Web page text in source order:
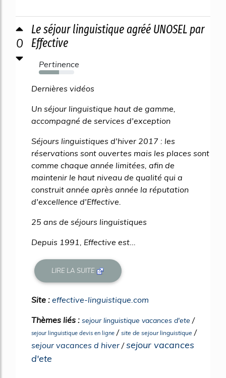
0
Le séjour linguistique agréé UNOSEL par
Effective
Pertinence
57%
Dernières vidéos
Un séjour linguistique haut de gamme,
accompagné de services d'exception
Séjours linguistiques d'hiver 2017 : les
réservations sont ouvertes mais les places sont
comme chaque année limitées, afin de
maintenir le haut niveau de qualité qui a
construit année après année la réputation
d'excellence d'Effective.
25 ans de séjours linguistiques
Depuis 1991, Effective est...
LIRE LA SUITE
Site : effective-linguistique.com
Thèmes liés : sejour linguistique vacances d'ete /
sejour linguistique devis en ligne / site de sejour linguistique /
sejour vacances d hiver /sejour vacances
d'ete